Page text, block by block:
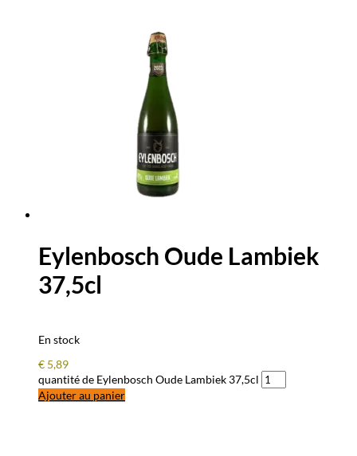
Eylenbosch Oude Lambiek
37,5cl
En stock
€ 5,89
quantité de Eylenbosch Oude Lambiek 37,5cl
Ajouter au panier